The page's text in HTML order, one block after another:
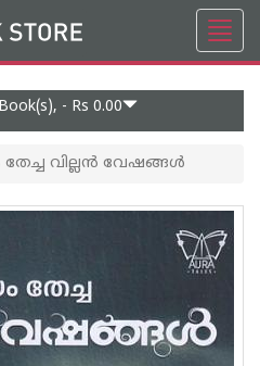
Book(s), - Rs 0.00
തേച്ച വില്ലൻ വേഷങ്ങൾ